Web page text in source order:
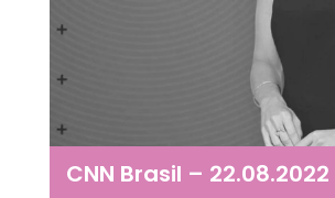
CNN Brasil – 22.08.2022